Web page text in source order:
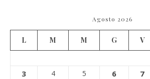
Agosto 2026
L M M G V
3 4 5 6 7